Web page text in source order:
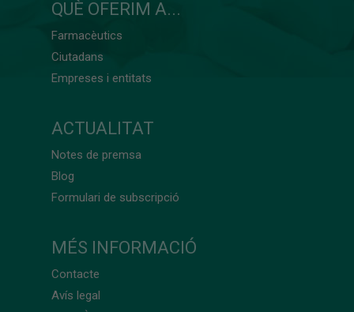
QUÈ OFERIM A...
Farmacèutics
Ciutadans
Empreses i entitats
ACTUALITAT
Notes de premsa
Blog
Formulari de subscripció
MÉS INFORMACIÓ
Contacte
Avís legal